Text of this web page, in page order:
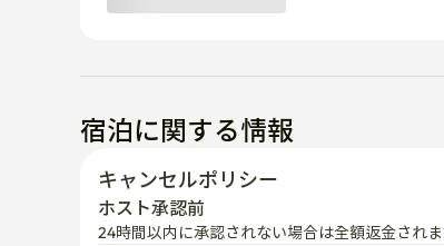
宿泊に関する情報
キャンセルポリシー
ホスト承認前
24時間以内に承認されない場合は全額返金されま